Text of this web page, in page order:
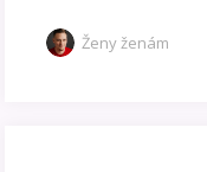
Ženy ženám